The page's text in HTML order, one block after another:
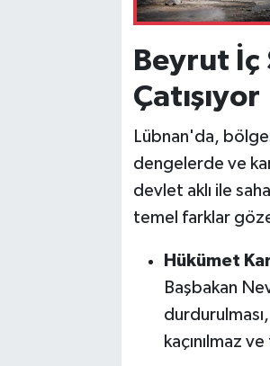
Beyrut İç
Çatışıyor
Lübnan'da,
dengelerde ve
devlet aklı ile
temel farklar
Hükümet
Başbakan
durdurulması,
kaçınılmaz